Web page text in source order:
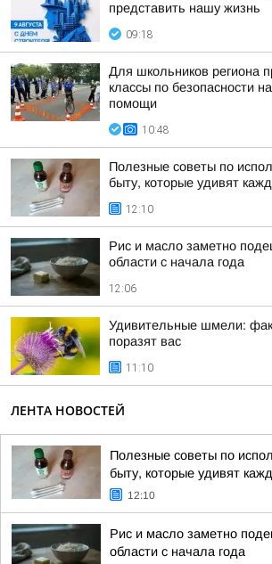
представить нашу жизнь
09:18
Для школьников региона
классы по безопасности
помощи
10:48
Полезные советы по
быту, которые удивят
12:10
Рис и масло заметно
области с начала года
12:06
Удивительные шмели:
поразят вас
11:10
ЛЕНТА НОВОСТЕЙ
Полезные советы по
быту, которые удивят
12:10
Рис и масло заметно
области с начала года